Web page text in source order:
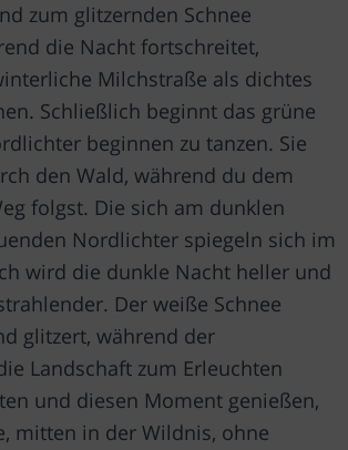
zum glitzernden Schnee
die Nacht fortschreitet,
Milchstraße als dichtes
Schließlich beginnt das grüne
beginnen zu tanzen. Sie
den Wald, während du dem
folgst. Die sich am dunklen
Nordlichter spiegeln sich im
wird die dunkle Nacht heller und
Der weiße Schnee
glitzert, während der
Landschaft zum Erleuchten
und diesen Moment genießen,
mitten in der Wildnis, ohne